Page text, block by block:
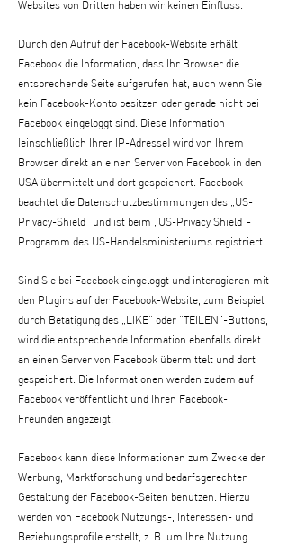
Websites von Dritten haben wir keinen Einfluss.
Durch den Aufruf der Facebook-Website erhält
Facebook die Information, dass Ihr Browser die
entsprechende Seite aufgerufen hat, auch wenn Sie
kein Facebook-Konto besitzen oder gerade nicht bei
Facebook eingeloggt sind. Diese Information
(einschließlich Ihrer IP-Adresse) wird von Ihrem
Browser direkt an einen Server von Facebook in den
USA übermittelt und dort gespeichert. Facebook
beachtet die Datenschutzbestimmungen des „US-
Privacy-Shield“ und ist beim „US-Privacy Shield“-
Programm des US-Handelsministeriums registriert.
Sind Sie bei Facebook eingeloggt und interagieren mit
den Plugins auf der Facebook-Website, zum Beispiel
durch Betätigung des „LIKE“ oder “TEILEN”-Buttons,
wird die entsprechende Information ebenfalls direkt
an einen Server von Facebook übermittelt und dort
gespeichert. Die Informationen werden zudem auf
Facebook veröffentlicht und Ihren Facebook-
Freunden angezeigt.
Facebook kann diese Informationen zum Zwecke der
Werbung, Marktforschung und bedarfsgerechten
Gestaltung der Facebook-Seiten benutzen. Hierzu
werden von Facebook Nutzungs-, Interessen- und
Beziehungsprofile erstellt, z. B. um Ihre Nutzung